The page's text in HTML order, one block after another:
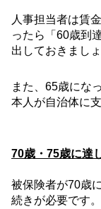
人事担当者は賃
ったら「 60歳到
出しておきましょ
また、 65歳にな
本人が自治体に
70歳・ 75歳に達
被保険者が70歳
続きが必要です。